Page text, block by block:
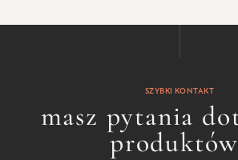
SZYBKI KONTAKT
masz pytania